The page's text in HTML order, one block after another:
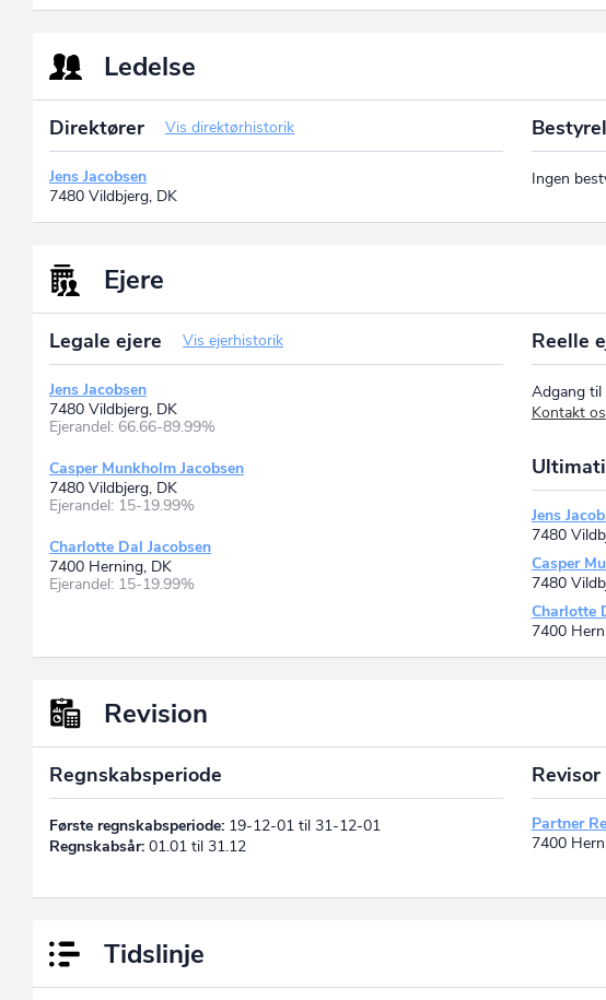
Ledelse
Direktører Vis direktørhistorik
Jens Jacobsen
7480 Vildbjerg, DK
Ingen
Ejere
Legale ejere Vis ejerhistorik
Jens Jacobsen
7480 Vildbjerg, DK
Ejerandel: 66.66-89.99%
Casper Munkholm Jacobsen
7480 Vildbjerg, DK
Ejerandel: 15-19.99%
Charlotte Dal Jacobsen
7400 Herning, DK
Ejerandel: 15-19.99%
Reelle
Adgang til
Kontakt os
Jens
7480
Casper
7480
Charlotte
7400
Revision
Regnskabsperiode
Første regnskabsperiode: 19-12-01 til 31-12-01
Regnskabsår: 01.01 til 31.12
Revisor
Partner
7400
Tidslinje